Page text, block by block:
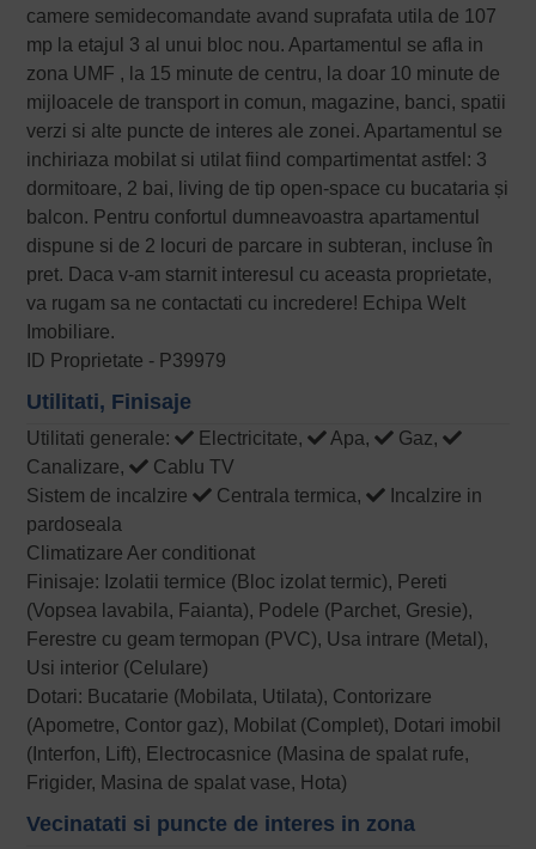
camere semidecomandate avand suprafata utila de 107
mp la etajul 3 al unui bloc nou. Apartamentul se afla in
zona UMF , la 15 minute de centru, la doar 10 minute de
mijloacele de transport in comun, magazine, banci, spatii
verzi si alte puncte de interes ale zonei. Apartamentul se
inchiriaza mobilat si utilat fiind compartimentat astfel: 3
dormitoare, 2 bai, living de tip open-space cu bucataria și
balcon. Pentru confortul dumneavoastra apartamentul
dispune si de 2 locuri de parcare in subteran, incluse în
pret. Daca v-am starnit interesul cu aceasta proprietate,
va rugam sa ne contactati cu incredere! Echipa Welt
Imobiliare.
ID Proprietate - P39979
Utilitati, Finisaje
Utilitati generale: Electricitate, Apa,
Gaz,
Canalizare,
Cablu TV
Sistem de incalzire
Centrala termica,
Incalzire in
pardoseala
Climatizare Aer conditionat
Finisaje: Izolatii termice (Bloc izolat termic), Pereti
(Vopsea lavabila, Faianta), Podele (Parchet, Gresie),
Ferestre cu geam termopan (PVC), Usa intrare (Metal),
Usi interior (Celulare)
Dotari: Bucatarie (Mobilata, Utilata), Contorizare
(Apometre, Contor gaz), Mobilat (Complet), Dotari imobil
(Interfon, Lift), Electrocasnice (Masina de spalat rufe,
Frigider, Masina de spalat vase, Hota)
Vecinatati si puncte de interes in zona